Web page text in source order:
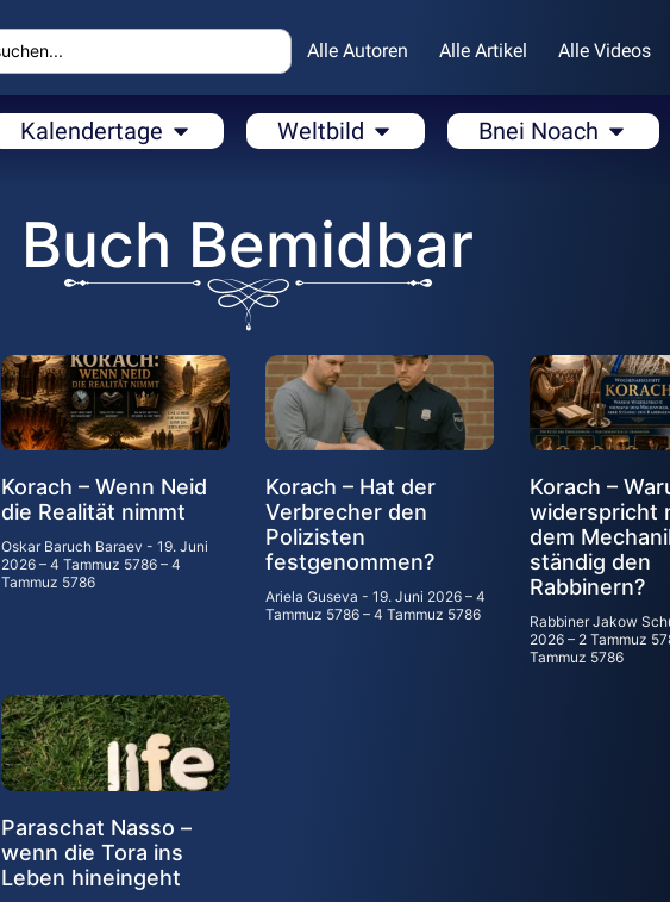
Alle Autoren Alle Artikel Alle Videos
Kalendertage Weltbild Bnei Noach
Buch Bemidbar
Korach – Wenn Neid
die Realität nimmt
Oskar Baruch Baraev
19. Juni
2026 – 4 Tammuz 5786 – 4
Tammuz 5786
Korach – Hat der
Verbrecher den
Polizisten
festgenommen?
Ariela Guseva
19. Juni 2026 – 4
Tammuz 5786 – 4 Tammuz 5786
Korach –
widerspricht
dem
ständig den
Rabbinern?
Rabbiner Jakow
2026 – 2 Tammuz
Tammuz 5786
Paraschat Nasso –
wenn die Tora ins
Leben hineingeht